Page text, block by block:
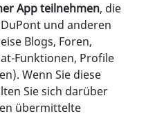
App teilnehmen, die
und anderen
Blogs, Foren,
Funktionen, Profile
Wenn Sie diese
Sie sich darüber
übermittelte